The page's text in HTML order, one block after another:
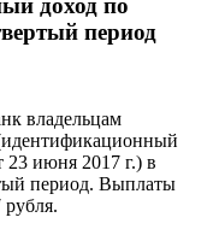
доход по
период
владельцам
23 июня 2017 г.) в
период. Выплаты